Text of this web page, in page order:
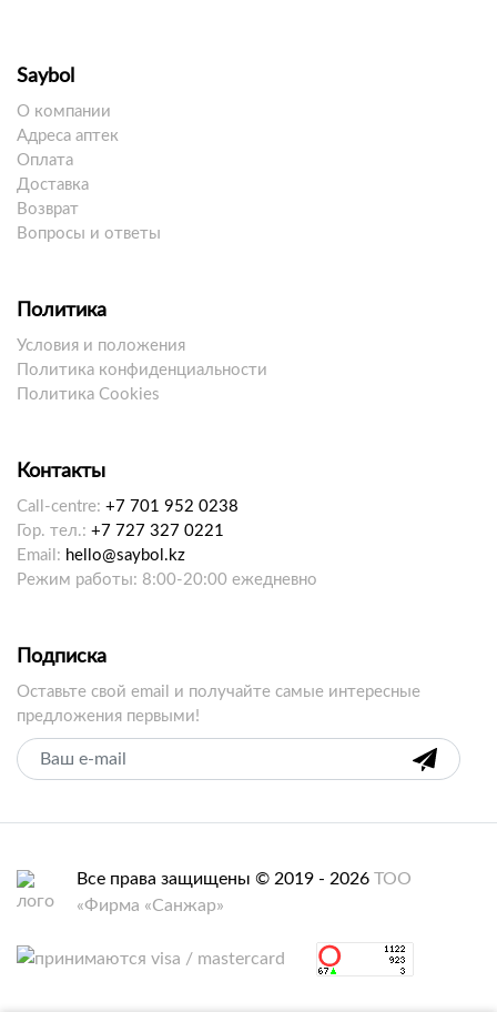
Saybol
О компании
Адреса аптек
Оплата
Доставка
Возврат
Вопросы и ответы
Политика
Условия и положения
Политика конфиденциальности
Политика Cookies
Контакты
Call-centre: +7 701 952 0238
Гор. тел.: +7 727 327 0221
Email: hello@saybol.kz
Режим работы: 8:00-20:00 ежедневно
Подписка
Оставьте свой email и получайте самые интересные
предложения первыми!
Все права защищены © 2019 - 2026 ТОО
«Фирма «Санжар»